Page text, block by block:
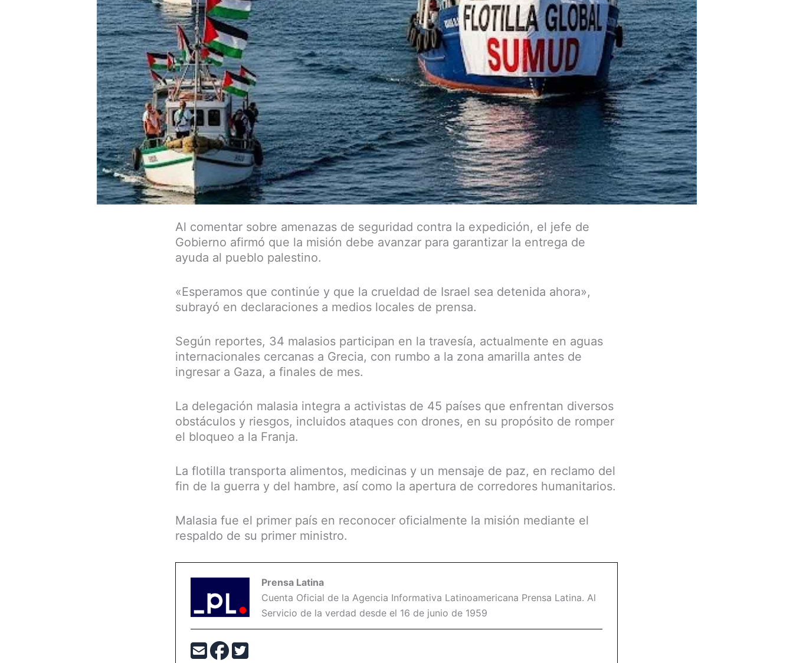
Al comentar sobre amenazas de seguridad contra la expedición, el jefe de
Gobierno afirmó que la misión debe avanzar para garantizar la entrega de
ayuda al pueblo palestino.
«Esperamos que continúe y que la crueldad de Israel sea detenida ahora»,
subrayó en declaraciones a medios locales de prensa.
Según reportes, 34 malasios participan en la travesía, actualmente en aguas
internacionales cercanas a Grecia, con rumbo a la zona amarilla antes de
ingresar a Gaza, a finales de mes.
La delegación malasia integra a activistas de 45 países que enfrentan diversos
obstáculos y riesgos, incluidos ataques con drones, en su propósito de romper
el bloqueo a la Franja.
La flotilla transporta alimentos, medicinas y un mensaje de paz, en reclamo del
fin de la guerra y del hambre, así como la apertura de corredores humanitarios.
Malasia fue el primer país en reconocer oficialmente la misión mediante el
respaldo de su primer ministro.
Prensa Latina
Cuenta Oficial de la Agencia Informativa Latinoamericana Prensa Latina. Al
Servicio de la verdad desde el 16 de junio de 1959